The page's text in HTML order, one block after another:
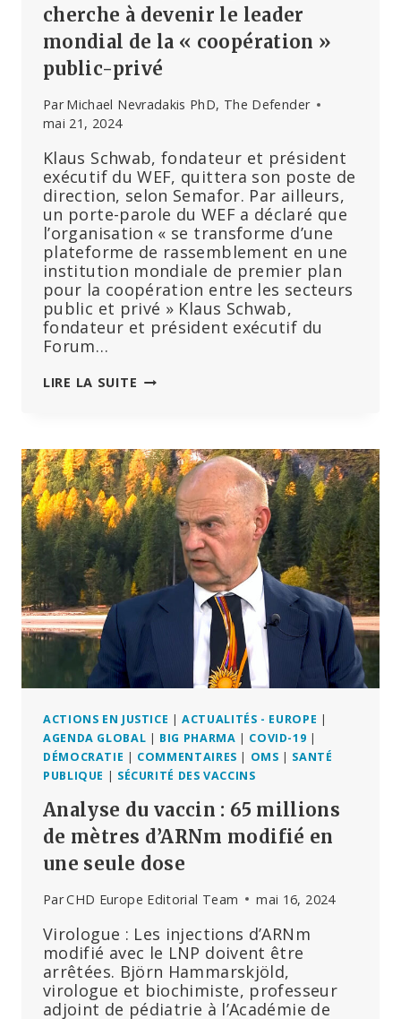
cherche à devenir le leader
mondial de la « coopération »
public-privé
Par Michael Nevradakis PhD, The Defender
mai 21, 2024
Klaus Schwab, fondateur et président
exécutif du WEF, quittera son poste de
direction, selon Semafor. Par ailleurs,
un porte-parole du WEF a déclaré que
l’organisation « se transforme d’une
plateforme de rassemblement en une
institution mondiale de premier plan
pour la coopération entre les secteurs
public et privé » Klaus Schwab,
fondateur et président exécutif du
Forum…
LIRE LA SUITE KLAUS
POSTE
DE
DIRECTION,
ALORS
QUE
LE
WEF
CHERCHE
DEVENIR
MONDIAL
LA
« COOPÉRATION »
PUBLIC-
PRIVÉ
ACTIONS EN JUSTICE |ACTUALITÉS - EUROPE |
AGENDA GLOBAL | BIG PHARMA | COVID-19 |
DÉMOCRATIE | COMMENTAIRES | OMS | SANTÉ
PUBLIQUE | SÉCURITÉ DES VACCINS
Analyse du vaccin : 65 millions
de mètres d’ARNm modifié en
une seule dose
ParCHD Europe Editorial Team mai 16, 2024
Virologue : Les injections d’ARNm
modifié avec le LNP doivent être
arrêtées. Björn Hammarskjöld,
virologue et biochimiste, professeur
adjoint de pédiatrie à l’Académie de